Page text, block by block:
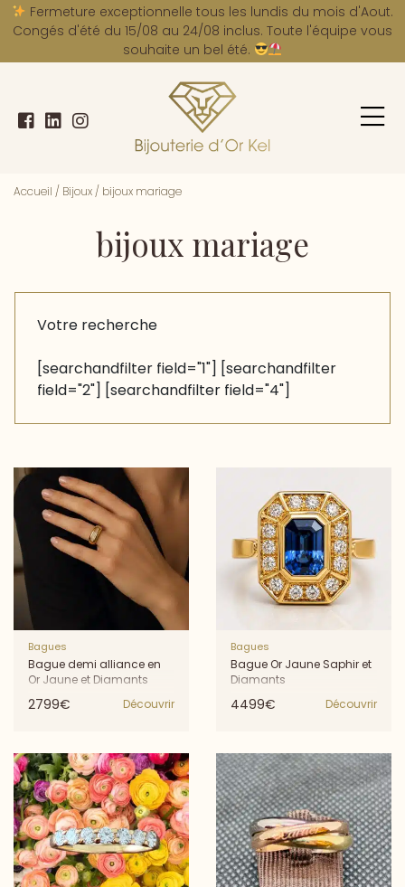
Fermeture exceptionnelle tous les lundis du mois d'Aout.
Congés d'été du 15/08 au 24/08 inclus. Toute l'équipe vous
souhaite un bel été.
Accueil / Bijoux / bijoux mariage
bijoux mariage
Votre recherche
[searchandfilter field="1"] [searchandfilter
field="2"] [searchandfilter field="4"]
Bagues
Bague demi alliance en
Or Jaune et Diamants
2799€ Découvrir
Bagues
Bague Or Jaune Saphir et
Diamants
4499€ Découvrir